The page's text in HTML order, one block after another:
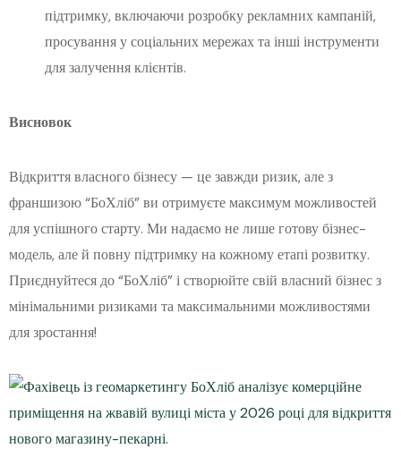
підтримку, включаючи розробку рекламних кампаній,
просування у соціальних мережах та інші інструменти
для залучення клієнтів.
Висновок
Відкриття власного бізнесу — це завжди ризик, але з
франшизою “БоХліб” ви отримуєте максимум можливостей
для успішного старту. Ми надаємо не лише готову бізнес-
модель, але й повну підтримку на кожному етапі розвитку.
Приєднуйтеся до “БоХліб” і створюйте свій власний бізнес з
мінімальними ризиками та максимальними можливостями
для зростання!